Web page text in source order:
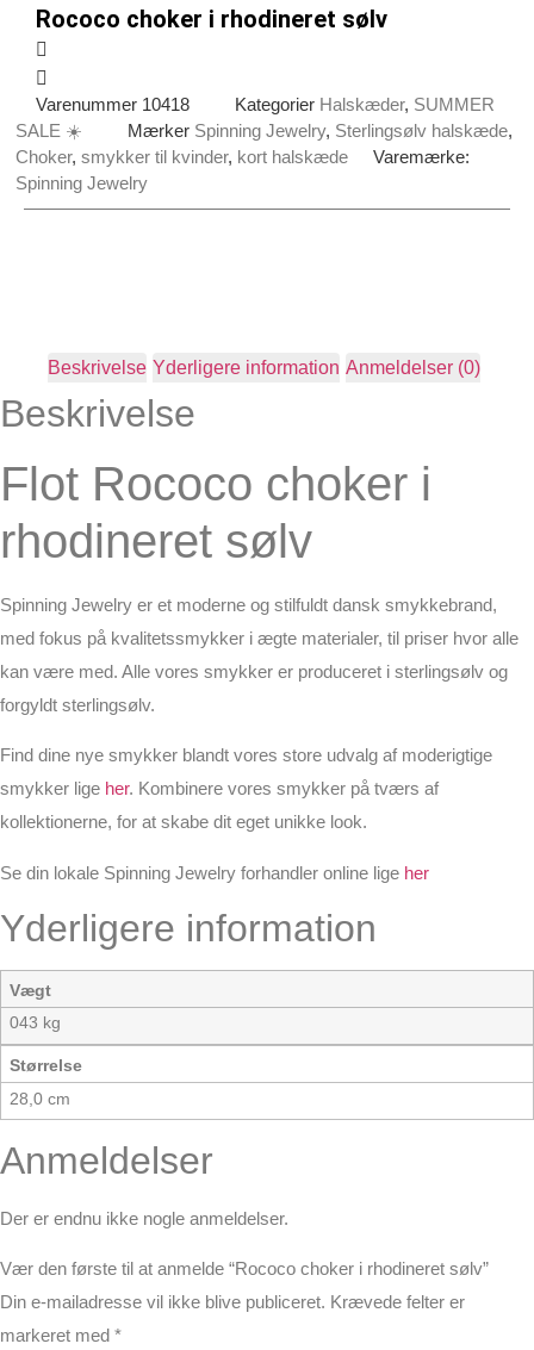
Rococo choker i rhodineret sølv
Varenummer 10418 Kategorier Halskæder, SUMMER
SALE ☀️
Mærker Spinning Jewelry, Sterlingsølv halskæde,
Choker, smykker til kvinder, kort halskæde
Varemærke:
Spinning Jewelry
Beskrivelse Yderligere information Anmeldelser (0)
Beskrivelse
Flot Rococo choker i
rhodineret sølv
Spinning Jewelry er et moderne og stilfuldt dansk smykkebrand,
med fokus på kvalitetssmykker i ægte materialer, til priser hvor alle
kan være med. Alle vores smykker er produceret i sterlingsølv og
forgyldt sterlingsølv.
Find dine nye smykker blandt vores store udvalg af moderigtige
smykker lige her. Kombinere vores smykker på tværs af
kollektionerne, for at skabe dit eget unikke look.
Se din lokale Spinning Jewelry forhandler online lige her
Yderligere information
Vægt
043 kg
Størrelse
28,0 cm
Anmeldelser
Der er endnu ikke nogle anmeldelser.
Vær den første til at anmelde “Rococo choker i rhodineret sølv”
Din e-mailadresse vil ikke blive publiceret. Krævede felter er
markeret med *